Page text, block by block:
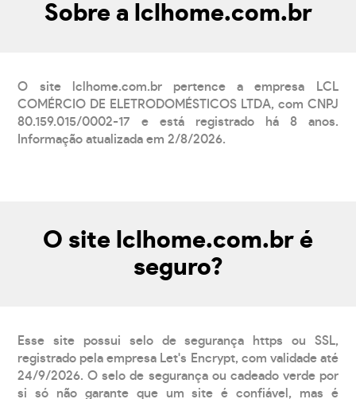
Sobre a lclhome.com.br
O site lclhome.com.br pertence a empresa LCL
COMÉRCIO DE ELETRODOMÉSTICOS LTDA, com CNPJ
80.159.015/0002-17 e está registrado há 8 anos.
Informação atualizada em 2/8/2026.
O site lclhome.com.br é
seguro?
Esse site possui selo de segurança https ou SSL,
registrado pela empresa Let's Encrypt, com validade até
24/9/2026. O selo de segurança ou cadeado verde por
si só não garante que um site é confiável, mas é